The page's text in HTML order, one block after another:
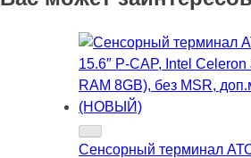
Сенсорный терминал